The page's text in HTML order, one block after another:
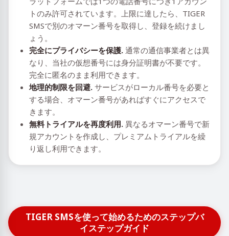
トのみ許可されています。上限に達したら、TIGER
SMSで別のオマーン番号を取得し、登録を続けまし
ょう。
完全にプライバシーを保護. 通常の通信事業者とは異
なり、当社の仮想番号には身分証明書が不要です。
完全に匿名のまま利用できます。
地理的制限を回避. サービスがローカル番号を必要と
する場合、オマーン番号があればすぐにアクセスで
きます。
無料トライアルを再度利用. 異なるオマーン番号で新
規アカウントを作成し、プレミアムトライアルを繰
り返し利用できます。
TIGER SMSを使って始めるためのステップバ
イステップガイド